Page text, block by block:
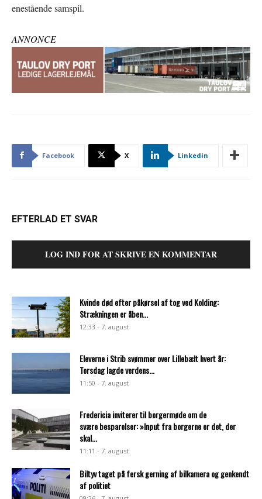
enestående samspil.
ANNONCE
Facebook X Linkedin
EFTERLAD ET SVAR
LOG IND FOR AT SKRIVE EN KOMMENTAR
Kvinde død efter påkørsel af tog ved Kolding:
Strækningen er åben...
12:33 - 7. august
Eleverne i Strib svømmer over Lillebælt hvert år:
Torsdag lagde verdens...
11:50 - 7. august
Fredericia inviterer til borgermøde om de
svære besparelser: »Input fra borgerne er det, der
skal...
11:11 - 7. august
Biltyv taget på fersk gerning af bilkamera og genkendt
af politiet